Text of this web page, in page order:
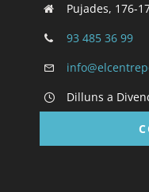
Pujades, 176-
93 485 36 99
Dilluns a